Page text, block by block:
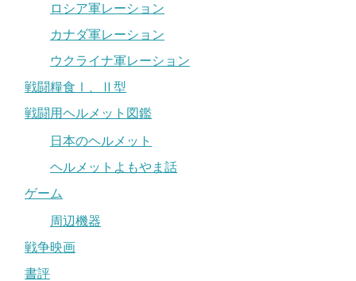
ロシア軍レーション
カナダ軍レーション
ウクライナ軍レーション
戦闘糧食Ⅰ、Ⅱ型
戦闘用ヘルメット図鑑
日本のヘルメット
ヘルメットよもやま話
ゲーム
周辺機器
戦争映画
書評